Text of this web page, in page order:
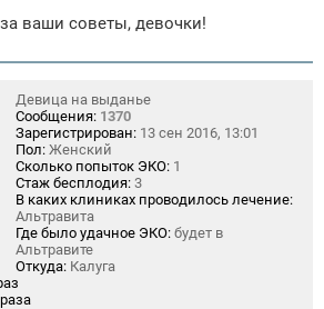
ваши советы, девочки!
Девица на выданье
Сообщения: 1370
Зарегистрирован: 13 сен 2016, 13:01
Пол: Женский
Сколько попыток ЭКО: 1
Стаж бесплодия: 3
В каких клиниках проводилось лечение:
Альтравита
Где было удачное ЭКО: будет в
Альтравите
Откуда: Калуга